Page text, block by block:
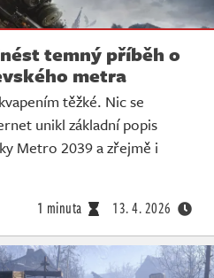
temný příběh o
metra
těžké. Nic se
unikl základní popis
Metro 2039 a zřejmě i
1 minuta 13. 4. 2026